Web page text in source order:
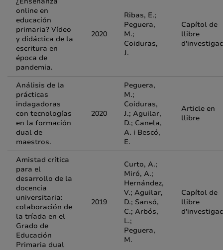
online en
educación
primaria? Vídeo
y didáctica de la
escritura en
época de
pandemia.
2020
Ribas, E.;
Peguera,
M.;
Coiduras,
J.
Capítol de
llibre
Análisis de la
prácticas
indagadoras
con tecnologías
en la formación
dual de
maestros.
2020
Peguera,
M.;
Coiduras,
J.; Aguilar,
D.; Canela,
A. i Bescó,
E.
Article en
llibre
Amistad crítica
para el
desarrollo de la
docencia
universitaria:
colaboración de
la tríada en el
Grado de
Educación
Primaria dual
2019
Curto, A.;
Miró, A.;
Hernández,
V.; Aguilar,
D.; Sansó,
C.; Arbós,
L.;
Peguera,
M.
Capítol de
llibre